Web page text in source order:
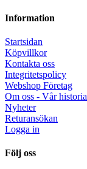
Information
Startsidan
Köpvillkor
Kontakta oss
Integritetspolicy
Webshop Företag
Om oss - Vår historia
Nyheter
Returansökan
Logga in
Följ oss